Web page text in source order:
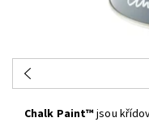
Chalk Paint™jsou